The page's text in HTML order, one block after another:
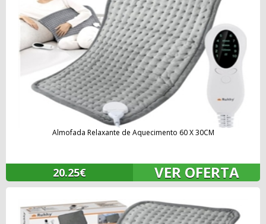
Almofada Relaxante de Aquecimento 60 X 30CM
20.25€ VER OFERTA